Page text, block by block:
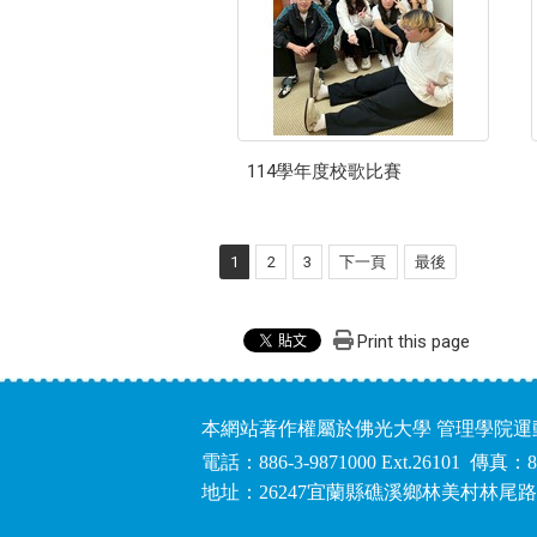
114學年度校歌比賽
1 2 3 下一頁 最後
Print this page
本網站著作權屬於佛光大學 管理學院
電話：886-3-9871000 Ext.26101 傳
地址：26247宜蘭縣礁溪鄉林美村林尾